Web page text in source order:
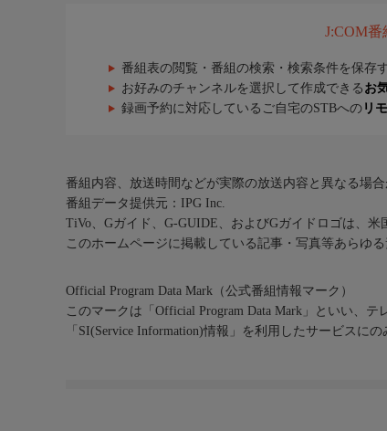
J:COM
番組表の閲覧・番組の検索・検索条件を保存
お好みのチャンネルを選択して作成できる お
録画予約に対応しているご自宅のSTBへの リ
番組内容、放送時間などが実際の放送内容と異なる場合
番組データ提供元：IPG Inc.
TiVo、Gガイド、G-GUIDE、およびGガイドロゴは、
このホームページに掲載している記事・写真等あらゆ
Official Program Data Mark（公式番組情報マーク）
このマークは「Official Program Data Mark」といい、テ
「SI(Service Information)情報」を利用したサービスに